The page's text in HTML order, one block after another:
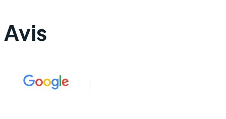
Avis